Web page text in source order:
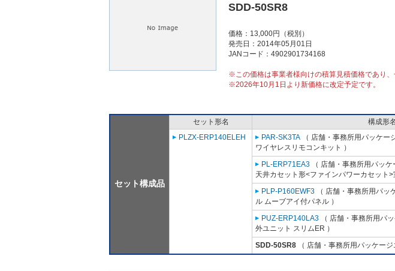
SDD-50SR8
価格：13,000円（税別）
発売日：2014年05月01日
JANコード：4902901734168
※この価格は事業者様向けの積算見積価格であり
※2026年10月1日より新価格に改定予定です。
セット構成品
セット形名 構成形名
PLZX-ERP140ELEH
PAR-SK3TA （ 店舗・事務所用パッケー
ワイヤレスリモコンキット ）
PL-ERP71EA3 （ 店舗・事務所用パッ
天井カセット形<ファインパワーカセット>
PLP-P160EWF3 （ 店舗・事務所用パッ
ル ムーブアイ付パネル ）
PUZ-ERP140LA3 （ 店舗・事務所用パ
外ユニット スリムER ）
SDD-50SR8 （ 店舗・事務所用パッケー